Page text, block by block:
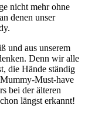
nicht mehr ohne
denen unser
und aus unserem
Denn wir alle
die Hände ständig
Must-have
bei der älteren
längst erkannt!